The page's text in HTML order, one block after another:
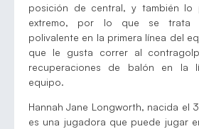
posición de central, y también lo
extremo, por lo que se trata
polivalente en la primera línea del
que le gusta correr al
recuperaciones de balón en la
equipo.
Hannah Jane Longworth, nacida el
es una jugadora que puede jugar